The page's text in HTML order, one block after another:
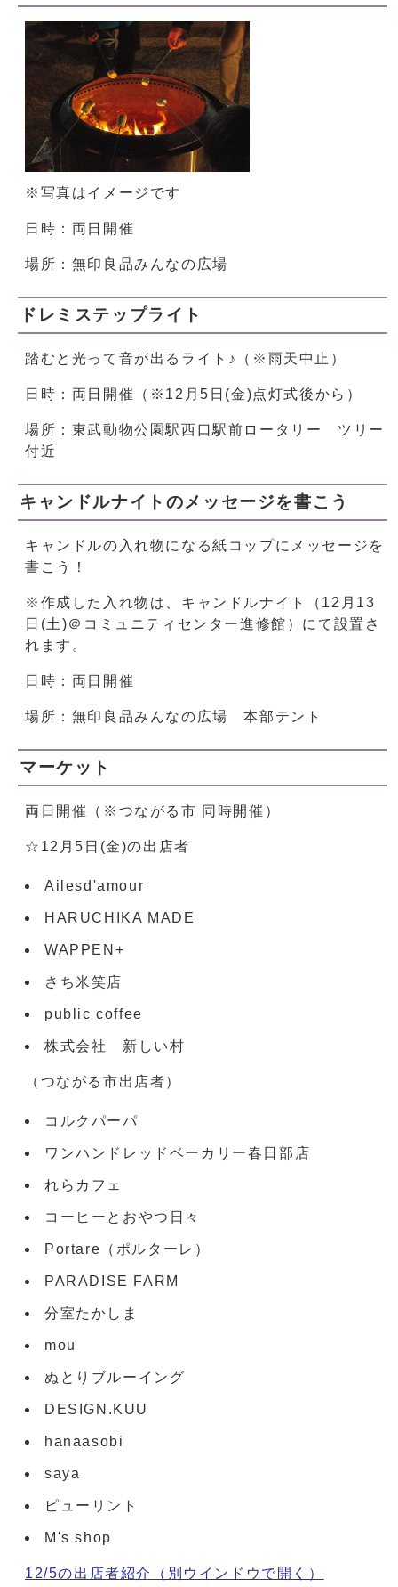
※写真はイメージです
日時：両日開催
場所：無印良品みんなの広場
ドレミステップライト
踏むと光って音が出るライト♪（※雨天中止）
日時：両日開催（※12月5日(金)点灯式後から）
場所：東武動物公園駅西口駅前ロータリー ツリー
付近
キャンドルナイトのメッセージを書こう
キャンドルの入れ物になる紙コップにメッセージを
書こう！
※作成した入れ物は、キャンドルナイト（12月13
日(土)＠コミュニティセンター進修館）にて設置さ
れます。
日時：両日開催
場所：無印良品みんなの広場 本部テント
マーケット
両日開催（※つながる市 同時開催）
☆12月5日(金)の出店者
Ailesd'amour
HARUCHIKA MADE
WAPPEN+
さち米笑店
public coffee
株式会社 新しい村
（つながる市出店者）
コルクパーパ
ワンハンドレッドベーカリー春日部店
れらカフェ
コーヒーとおやつ日々
Portare（ポルターレ）
PARADISE FARM
分室たかしま
mou
ぬとりブルーイング
DESIGN.KUU
hanaasobi
saya
ピューリント
M's shop
12/5の出店者紹介 （別ウインドウで開く）